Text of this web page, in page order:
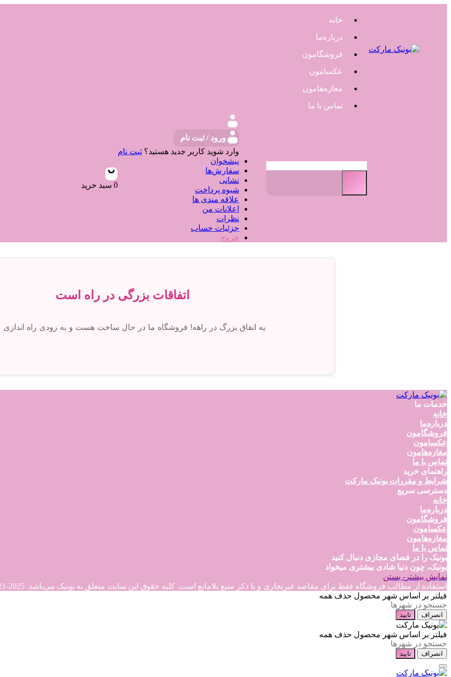
خانه
درباره‌ما
فروشگامون
عکسامون
مغازه‌هامون
تماس با ما
ورود / ثبت نام
وارد شوید کاربر جدید هستید؟ ثبت نام
پیشخوان
سفارش‌ها
نشانی
شیوه پرداخت
علاقه مندی ها
اعلانات من
نظرات
جزئیات حساب
خروج
0 سبد خرید
اتفاقات بزرگی در راه است
یه اتفاق بزرگ در راهه! فروشگاه ما در حال ساخت هست و به زودی راه اندازی
خدمات ما
خانه
درباره‌ما
فروشگامون
عکسامون
مغازه‌هامون
تماس با ما
راهنمای خرید
شرایط و مقررات بونیک مارکت
دسترسی سریع
خانه
درباره‌ما
فروشگامون
عکسامون
مغازه‌هامون
تماس با ما
بونیک را در فضای مجازی دنبال کنید
بونیک، چون دنیا شادی بیشتری میخواد
نمایش بیشتر - بستن
استفاده از مطالب فروشگاه فقط برای مقاصد غیرتجاری و با ذکر منبع بلامانع است. کلیه حقوق این سایت متعلق به بونیک می‌باشد. Copyright © 2021-2025 2025
فیلتر بر اساس شهر محصول حذف همه
انصراف تایید
فیلتر بر اساس شهر محصول حذف همه
انصراف تایید